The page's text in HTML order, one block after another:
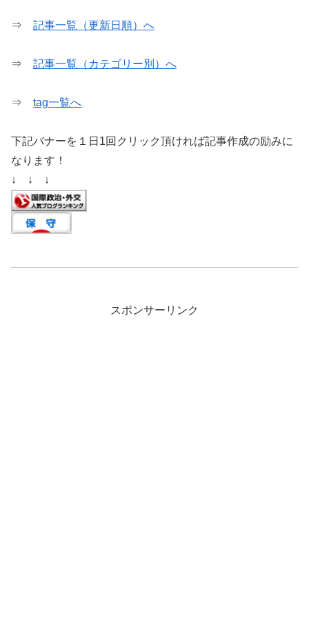
⇒ 記事一覧（更新日順）へ
⇒ 記事一覧（カテゴリー別）へ
⇒ tag一覧へ
下記バナーを１日1回クリック頂ければ記事作成の励みに
なります！
↓ ↓ ↓
スポンサーリンク